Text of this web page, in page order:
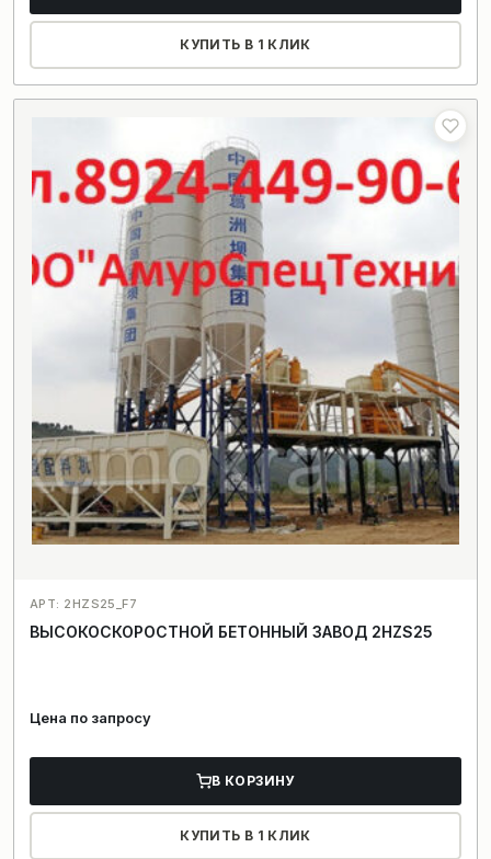
КУПИТЬ В 1 КЛИК
АРТ: 2HZS25_F7
ВЫСОКОСКОРОСТНОЙ БЕТОННЫЙ ЗАВОД 2HZS25
Цена по запросу
В КОРЗИНУ
КУПИТЬ В 1 КЛИК